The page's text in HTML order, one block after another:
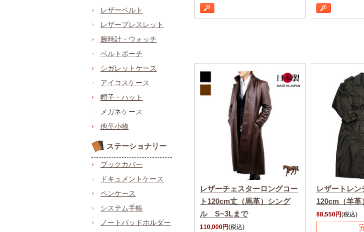
レザーベルト
レザーブレスレット
腕時計・ウォッチ
ベルトポーチ
シガレットケース
アイコスケース
帽子・ハット
メガネケース
他革小物
ステーショナリー
ブックカバー
ドキュメントケース
ペンケース
システム手帳
ノートパッドホルダー
レザーチェスターロングコー
ト120cm丈（馬革）シング
ル S~3Lまで
110,000円(税込)
レザートレ
120cm（羊
88,550円(税込)